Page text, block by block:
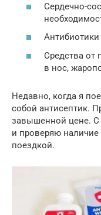
Сердечно-
Средства от
в нос,
Недавно, когда я
собой антисептик.
завышенной цене. С
и проверяю наличие
поездкой.